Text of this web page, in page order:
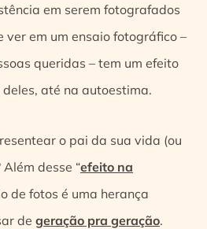
em serem fotografados
ver em um ensaio fotográfico –
queridas – tem um efeito
até na autoestima.
o pai da sua vida (ou
desse “efeito na
de fotos é uma herança
de geração pra geração.